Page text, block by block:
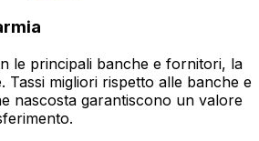
le principali banche e fornitori, la
Tassi migliori rispetto alle banche e
nascosta garantiscono un valore